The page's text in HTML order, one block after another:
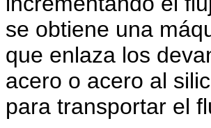
se obtiene una
que enlaza los
acero o acero al
para transportar el